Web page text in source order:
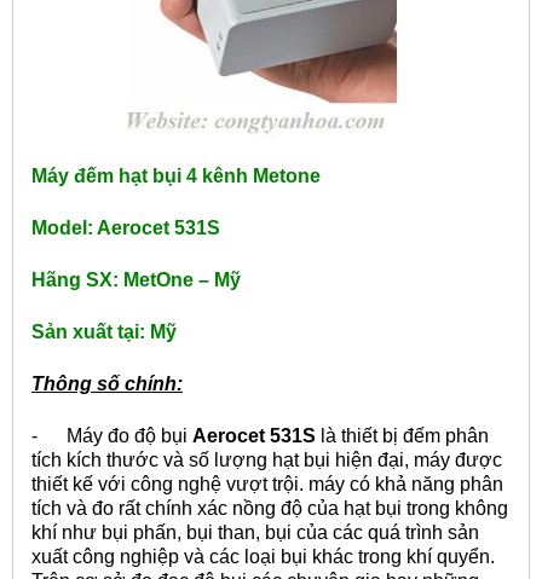
Máy đếm hạt bụi 4 kênh Metone
Model: Aerocet 531S
Hãng SX: MetOne – Mỹ
Sản xuất tại: Mỹ
Thông số chính:
- Máy đo độ bụi Aerocet 531S là thiết bị đếm phân
tích kích thước và số lượng hạt bụi hiện đại, máy được
thiết kế với công nghệ vượt trội. máy có khả năng phân
tích và đo rất chính xác nồng độ của hạt bụi trong không
khí như bụi phấn, bụi than, bụi của các quá trình sản
xuất công nghiệp và các loại bụi khác trong khí quyển.